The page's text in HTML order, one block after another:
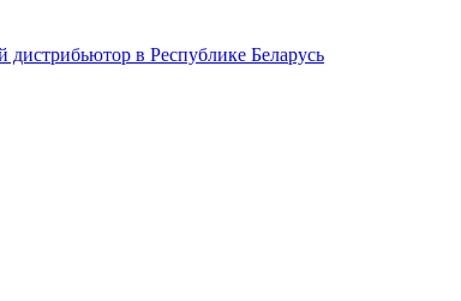
в Республике Беларусь